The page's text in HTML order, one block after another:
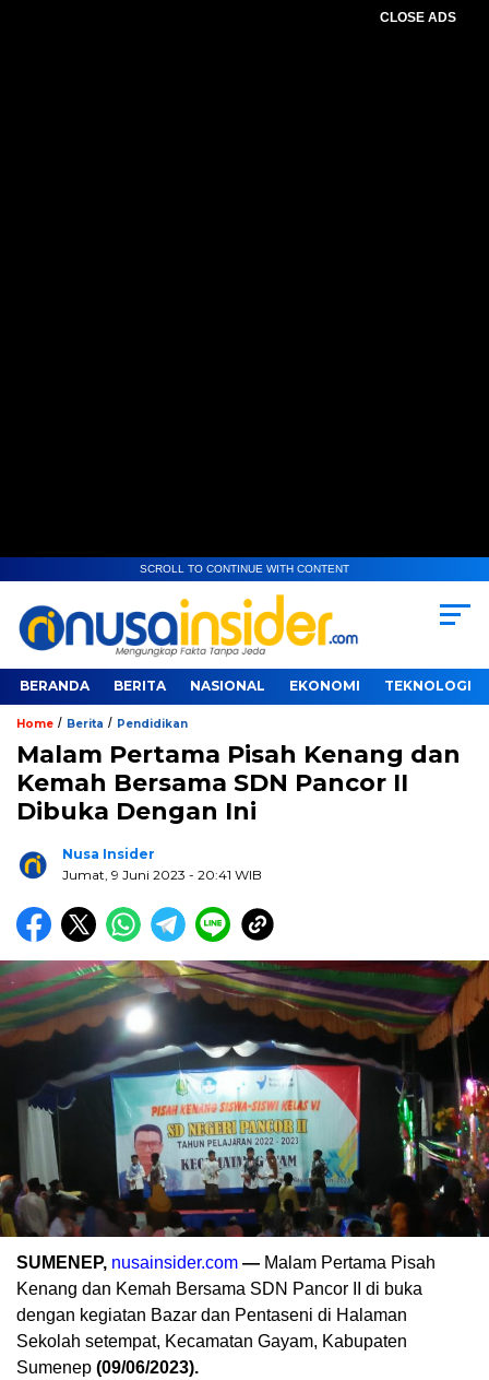
CLOSE ADS
SCROLL TO CONTINUE WITH CONTENT
BERANDA BERITA NASIONAL EKONOMI TEKNOLOGI
Home / Berita / Pendidikan
Malam Pertama Pisah Kenang dan
Kemah Bersama SDN Pancor II
Dibuka Dengan Ini
Nusa Insider
Jumat, 9 Juni 2023 - 20:41 WIB
SUMENEP, nusainsider.com — Malam Pertama Pisah
Kenang dan Kemah Bersama SDN Pancor II di buka
dengan kegiatan Bazar dan Pentaseni di Halaman
Sekolah setempat, Kecamatan Gayam, Kabupaten
Sumenep (09/06/2023).